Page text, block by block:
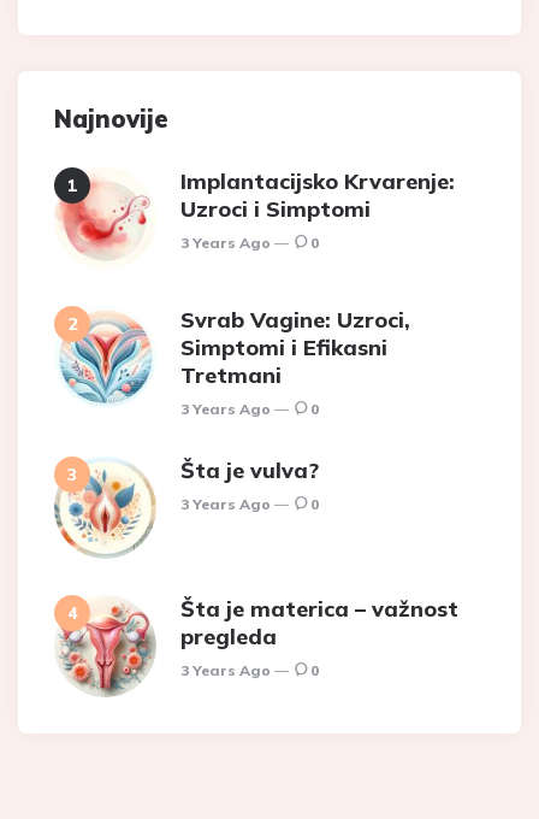
Najnovije
Implantacijsko Krvarenje:
Uzroci i Simptomi
3 Years Ago 0
Svrab Vagine: Uzroci,
Simptomi i Efikasni
Tretmani
3 Years Ago 0
Šta je vulva?
3 Years Ago 0
Šta je materica – važnost
pregleda
3 Years Ago 0